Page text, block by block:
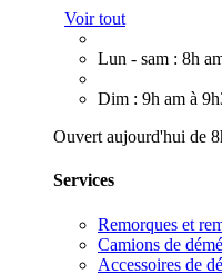
Voir tout
Lun - sam : 8h
Dim : 9h am à
Ouvert aujourd'hui de
Services
Remorques et
Camions de
Accessoires de